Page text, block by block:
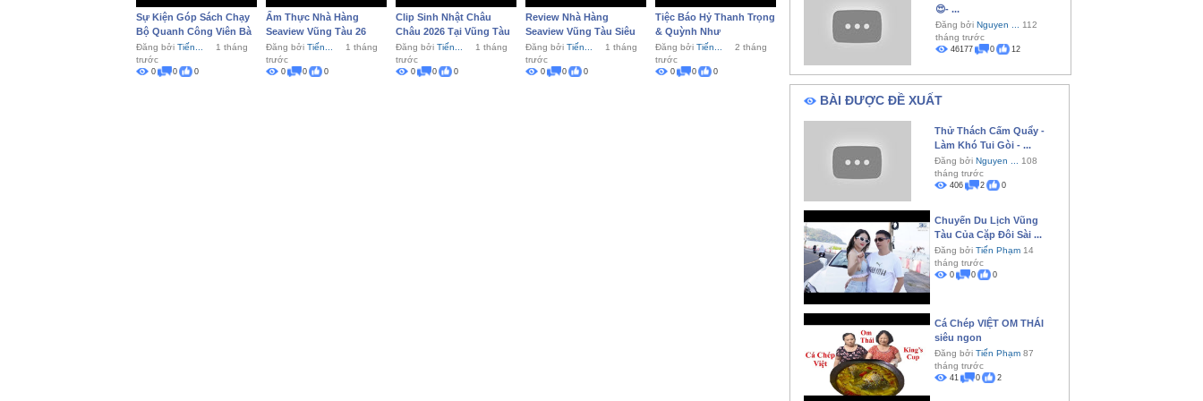
Sự Kiện Góp Sách Chạy
Bộ Quanh Công Viên Bà
Rịa
Đăng bởi Tiến...
1 tháng
trước
0 0 0
Ẩm Thực Nhà Hàng
Seaview Vũng Tàu 26
Đăng bởi Tiến...
1 tháng
trước
0 0 0
Clip Sinh Nhật Châu
Châu 2026 Tại Vũng Tàu
Đăng bởi Tiến...
1 tháng
trước
0 0 0
Review Nhà Hàng
Seaview Vũng Tàu Siêu
Ngon 2026
Đăng bởi Tiến...
1 tháng
trước
0 0 0
Tiệc Báo Hỷ Thanh Trọng
& Quỳnh Như
Đăng bởi Tiến...
2 tháng
trước
0 0 0
😍- ...
Đăng bởi Nguyen ...
112
tháng trước
46177 0 12
BÀI ĐƯỢC ĐỀ XUẤT
Thử Thách Cấm Quẩy -
Làm Khó Tui Gòi - ...
Đăng bởi Nguyen ...
108
tháng trước
406 2 0
Chuyến Du Lịch Vũng
Tàu Của Cặp Đôi Sài ...
Đăng bởi Tiến Phạm14
tháng trước
0 0 0
Cá Chép VIỆT OM THÁI
siêu ngon
Đăng bởi Tiến Phạm87
tháng trước
41 0 2